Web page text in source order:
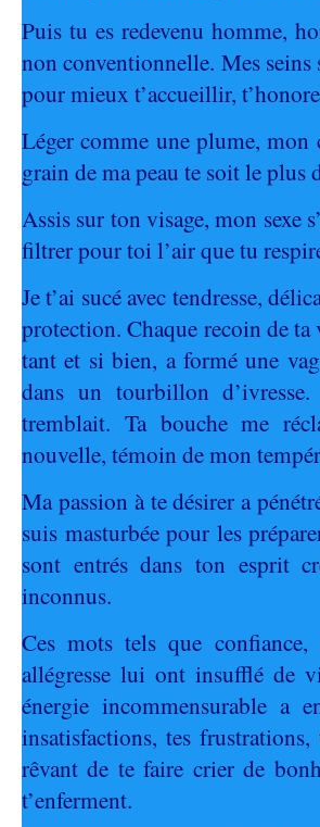
Puis tu es redevenu homme,
non conventionnelle. Mes
pour mieux t’accueillir,
Léger comme une plume,
grain de ma peau te soit le plus
Assis sur ton visage, mon sexe
filtrer pour toi l’air que tu
Je t’ai sucé avec tendresse,
protection. Chaque recoin de
tant et si bien, a formé une
dans un tourbillon
tremblait. Ta bouche me
nouvelle, témoin de mon
Ma passion à te désirer a
suis masturbée pour les
sont entrés dans ton esprit
inconnus.
Ces mots tels que
allégresse lui ont insufflé de
énergie incommensurable a
insatisfactions, tes
rêvant de te faire crier de
t’enferment.